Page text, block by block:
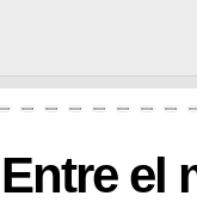
Entre el